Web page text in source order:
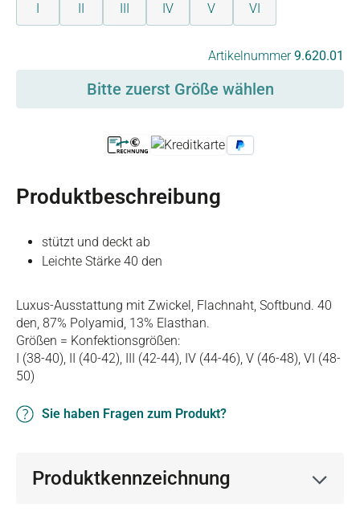
I II III IV V VI
Artikelnummer9.620.01
Bitte zuerst Größe wählen
Produktbeschreibung
stützt und deckt ab
Leichte Stärke 40 den
Luxus-Ausstattung mit Zwickel, Flachnaht, Softbund. 40
den, 87% Polyamid, 13% Elasthan.
Größen = Konfektionsgrößen:
I (38-40), II (40-42), III (42-44), IV (44-46), V (46-48), VI (48-
50)
Sie haben Fragen zum Produkt?
Produktkennzeichnung